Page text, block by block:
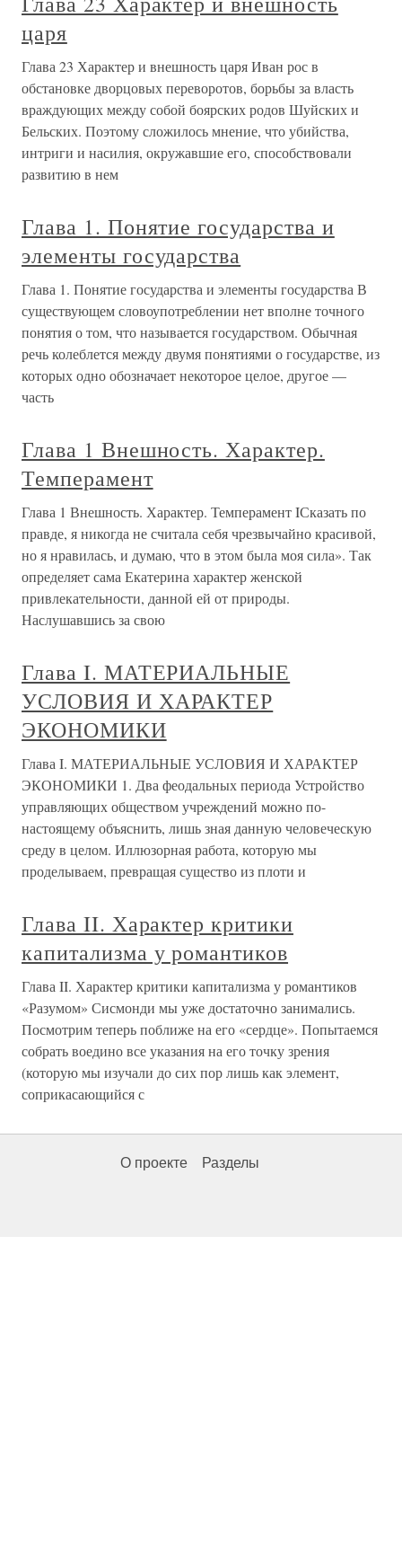
царя
Глава 23 Характер и внешность царя Иван рос в
обстановке дворцовых переворотов, борьбы за власть
враждующих между собой боярских родов Шуйских и
Бельских. Поэтому сложилось мнение, что убийства,
интриги и насилия, окружавшие его, способствовали
развитию в нем
Глава 1. Понятие государства и
элементы государства
Глава 1. Понятие государства и элементы государства В
существующем словоупотреблении нет вполне точного
понятия о том, что называется государством. Обычная
речь колеблется между двумя понятиями о государстве, из
которых одно обозначает некоторое целое, другое —
часть
Глава 1 Внешность. Характер.
Темперамент
Глава 1 Внешность. Характер. Темперамент IСказать по
правде, я никогда не считала себя чрезвычайно красивой,
но я нравилась, и думаю, что в этом была моя сила». Так
определяет сама Екатерина характер женской
привлекательности, данной ей от природы.
Наслушавшись за свою
Глава I. МАТЕРИАЛЬНЫЕ
УСЛОВИЯ И ХАРАКТЕР
ЭКОНОМИКИ
Глава I. МАТЕРИАЛЬНЫЕ УСЛОВИЯ И ХАРАКТЕР
ЭКОНОМИКИ 1. Два феодальных периода Устройство
управляющих обществом учреждений можно по-
настоящему объяснить, лишь зная данную человеческую
среду в целом. Иллюзорная работа, которую мы
проделываем, превращая существо из плоти и
Глава II. Характер критики
капитализма у романтиков
Глава II. Характер критики капитализма у романтиков
«Разумом» Сисмонди мы уже достаточно занимались.
Посмотрим теперь поближе на его «сердце». Попытаемся
собрать воедино все указания на его точку зрения
(которую мы изучали до сих пор лишь как элемент,
соприкасающийся с
О проекте Разделы